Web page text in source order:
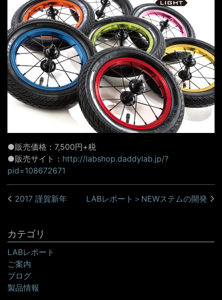
●販売価格：7,500円+税
●販売サイト： http://labshop.daddylab.jp/?
pid=108672671
投稿ナビゲーション
2017 謹賀新年 LABレポート＞NEWステムの開発
カテゴリ
LABレポート
ご案内
ブログ
製品情報